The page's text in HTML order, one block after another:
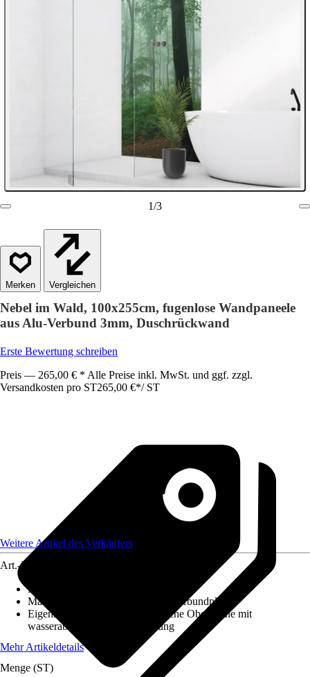
1/3
Vergleichen
Nebel im Wald, 100x255cm, fugenlose Wandpaneele
aus Alu-Verbund 3mm, Duschrückwand
Erste Bewertung schreiben
Preis — 265,00 € * Alle Preise inkl. MwSt. und ggf. zzgl.
Versandkosten pro ST265,00 €*/ ST
Weitere Artikel des Verkäufers
Art.-Nr.
Maße (LxBxS)
Material
Aluminium, Aluminiumverbundplatte
Eigenschaft
Kratzfest, Hygienische Oberfläche mit
wasserabweisender Beschichtung
Mehr Artikeldetails
Menge (ST)